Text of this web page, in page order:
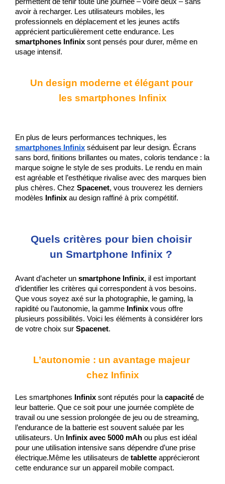
avoir à recharger. Les utilisateurs mobiles, les
professionnels en déplacement et les jeunes actifs
smartphones Infinix sont pensés pour durer, même en
usage intensif.
Un design moderne et élégant pour
les smartphones Infinix
smartphones Infinix séduisent par leur design. Écrans
sans bord, finitions brillantes ou mates, coloris tendance : la
marque soigne le style de ses produits. Le rendu en main
est agréable et l’esthétique rivalise avec des marques bien
plus chères. Chez Spacenet, vous trouverez les derniers
modèles
Infinix au design raffiné à prix compétitif.
Quels critères pour bien choisir
un Smartphone Infinix ?
Avant d’acheter un smartphone Infinix, il est important
d’identifier les critères qui correspondent à vos besoins.
Que vous soyez axé sur la photographie, le gaming, la
rapidité ou l’autonomie, la gamme Infinix vous offre
plusieurs possibilités. Voici les éléments à considérer lors
de votre choix sur Spacenet.
L’autonomie : un avantage majeur
chez Infinix
Les smartphones Infinix sont réputés pour la capacité de
leur batterie. Que ce soit pour une journée complète de
travail ou une session prolongée de jeu ou de streaming,
l’endurance de la batterie est souvent saluée par les
utilisateurs. Un Infinix avec 5000 mAh ou plus est idéal
pour une utilisation intensive sans dépendre d’une prise
électrique.Même les utilisateurs de tablette apprécieront
cette endurance sur un appareil mobile compact.